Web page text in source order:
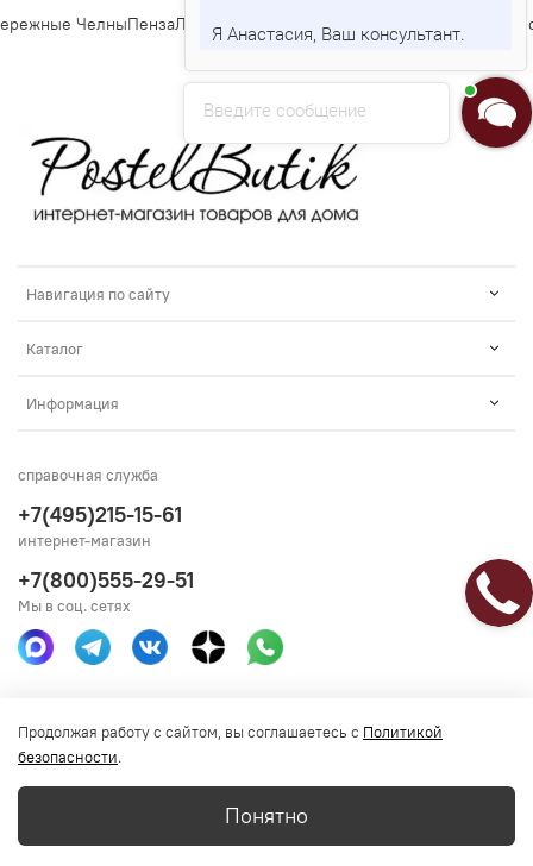
ЧелныПензаЛипецк Киров Чебоксары
Навигация по сайту
Каталог
Информация
Получить консультацию
справочная служба
+7(495)215-15-61
интернет-магазин
+7(800)555-29-51
Мы в соц. сетях
Продолжая работу с сайтом, вы соглашаетесь с Политикой
безопасности.
Понятно
Введите сообщение
Я Анастасия, Ваш консультант.